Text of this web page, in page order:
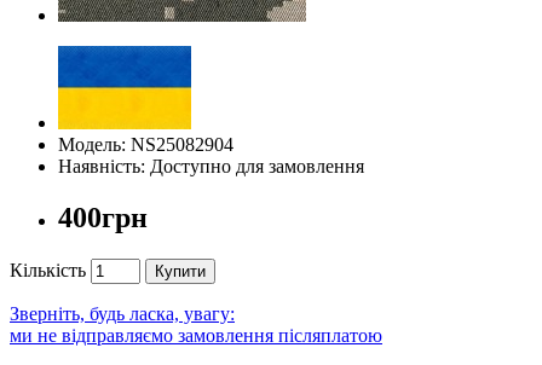
Модель: NS25082904
Наявність: Доступно для замовлення
400грн
Кількість Купити
Зверніть, будь ласка, увагу:
ми не відправляємо замовлення післяплатою